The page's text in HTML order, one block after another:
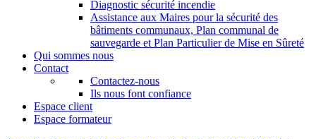
Diagnostic sécurité incendie
Assistance aux Maires pour la sécurité des
bâtiments communaux, Plan communal de
sauvegarde et Plan Particulier de Mise en Sûreté
Qui sommes nous
Contact
Contactez-nous
Ils nous font confiance
Espace client
Espace formateur